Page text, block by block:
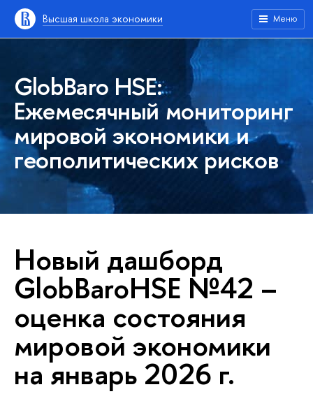
Высшая школа экономики Меню
GlobBaro HSE:
Ежемесячный мониторинг
мировой экономики и
геополитических рисков
Новый дашборд
GlobBaroHSE №42 –
оценка состояния
мировой экономики
на январь 2026 г.